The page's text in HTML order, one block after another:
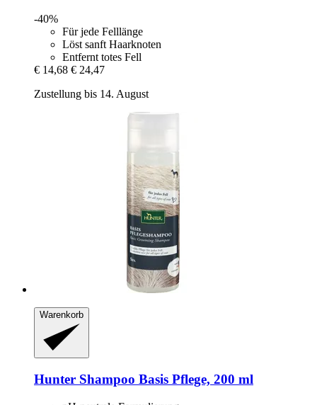
-40%
Für jede Felllänge
Löst sanft Haarknoten
Entfernt totes Fell
€ 14,68 € 24,47
Zustellung bis 14. August
Warenkorb
Hunter Shampoo Basis Pflege, 200 ml